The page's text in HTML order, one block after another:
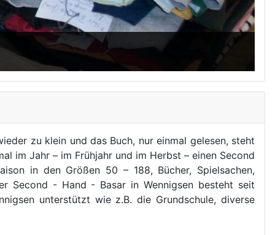
zu klein und das Buch, nur einmal gelesen, steht
im Jahr – im Frühjahr und im Herbst – einen Second
in den Größen 50 – 188, Bücher, Spielsachen,
Second - Hand - Basar in Wennigsen besteht seit
unterstützt wie z.B. die Grundschule, diverse